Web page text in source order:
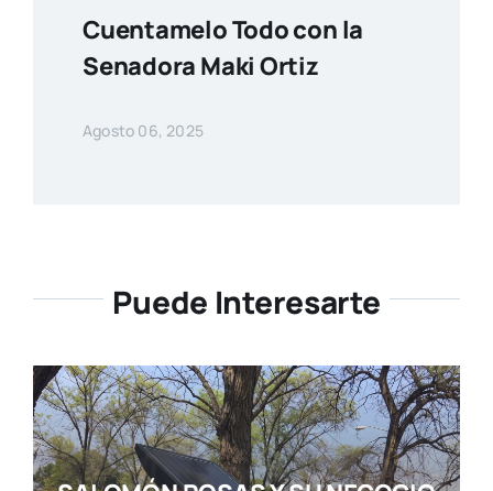
Cuentamelo Todo con la
Senadora Maki Ortiz
Agosto 06, 2025
Puede Interesarte